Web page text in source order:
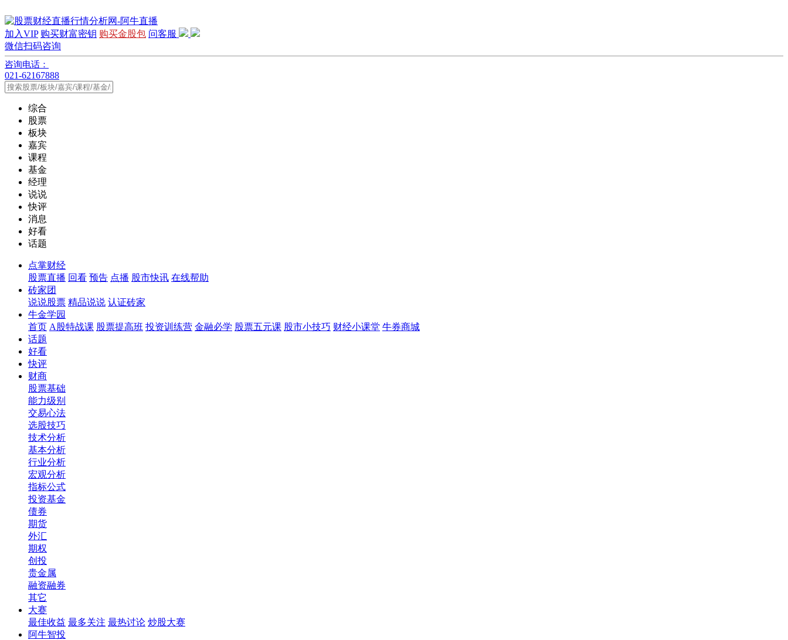
加入VIP 购买财富密钥 购买金股包 问客服
微信扫码咨询
咨询电话：
021-62167888
综合
股票
板块
嘉宾
课程
基金
经理
说说
快评
消息
好看
话题
点掌财经
股票直播 回看 预告 点播 股市快讯 在线帮助
砖家团
说说股票 精品说说 认证砖家
牛金学园
首页 A股特战课 股票提高班 投资训练营 金融必学 股票五元课 股市小技巧 财经小课堂 牛券商城
话题
好看
快评
财商
股票基础
能力级别
交易心法
选股技巧
技术分析
基本分析
行业分析
宏观分析
指标公式
投资基金
债券
期货
外汇
期权
创投
贵金属
融资融券
其它
大赛
最佳收益 最多关注 最热讨论 炒股大赛
阿牛智投